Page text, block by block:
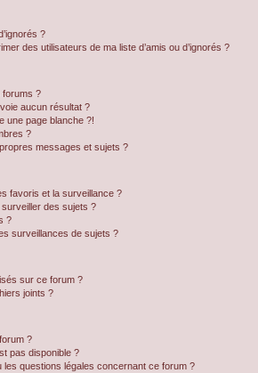
?
des utilisateurs de ma liste d’amis ou d’ignorés ?
forums ?
aucun résultat ?
une page blanche ?!
?
messages et sujets ?
favoris et la surveillance ?
des sujets ?
?
surveillances de sujets ?
sur ce forum ?
joints ?
?
pas disponible ?
questions légales concernant ce forum ?